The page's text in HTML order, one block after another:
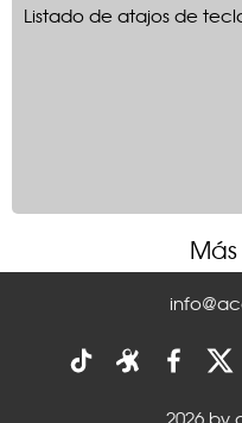
Listado de atajos de